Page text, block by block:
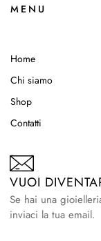
MENU
Home
Chi siamo
Shop
Contatti
VUOI
Se hai una
inviaci la tua email.